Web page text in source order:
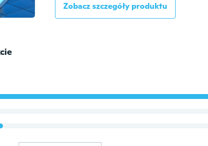
Zobacz szczegóły produktu